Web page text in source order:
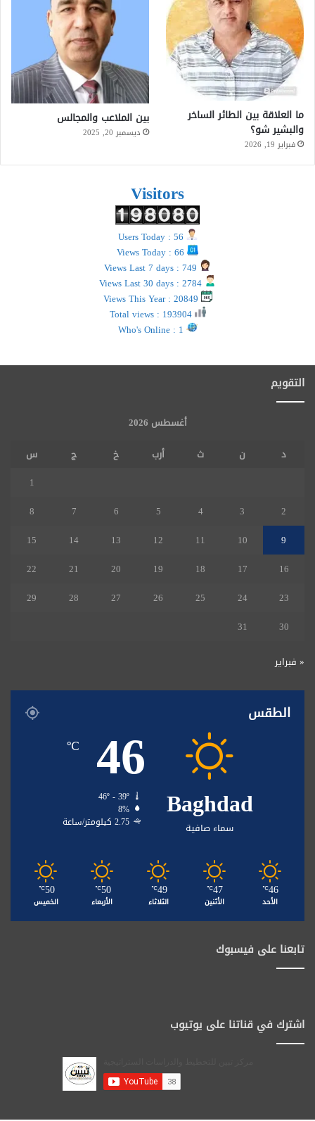
ما العلاقة بين الطائر الساخر
والبشير شو؟
فبراير 19, 2026
بين الملاعب والمجالس
ديسمبر 20, 2025
Visitors
Total views : 193904
التقويم
أغسطس 2026
د
ن ث أرب خ ج
س
1
2
3
4
5
6
7
8
9
10
11
12
13
14
15
16
17
18
19
20
21
22
23
24
25
26
27
28
29
30
31
« فبراير
الطقس
Baghdad
سماء صافية
46
℃
46º - 39º
8%
2.75 كيلومتر/ساعة
46
℃
الأحد
47
℃
الأثنين
49
℃
الثلاثاء
50
℃
الأربعاء
50
℃
الخميس
تابعنا على فيسبوك
اشترك في قناتنا على يوتيوب